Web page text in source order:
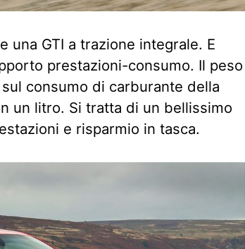
una GTI a trazione integrale. E
prestazioni-consumo. Il peso
consumo di carburante della
un litro. Si tratta di un bellissimo
e risparmio in tasca.